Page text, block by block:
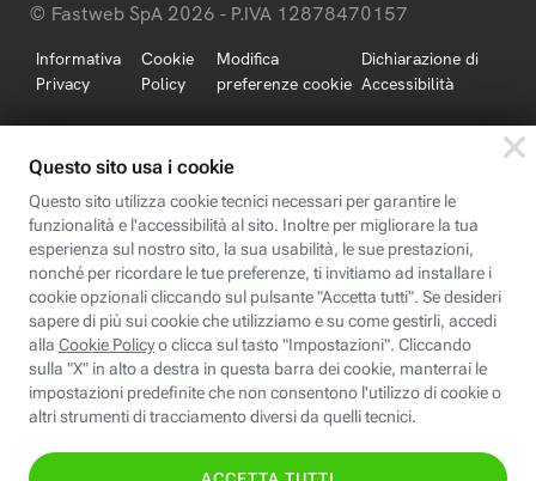
© Fastweb SpA 2026 - P.IVA 12878470157
Informativa
Privacy
Cookie
Policy
Modifica
preferenze cookie
Dichiarazione di
Accessibilità